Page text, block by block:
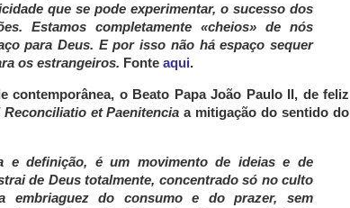
que se pode experimentar, o sucesso dos
Estamos completamente «cheios» de nós
para Deus. E por isso não há espaço sequer
os estrangeiros. Fonte aqui.
contemporânea, o Beato Papa João Paulo II, de feliz
Reconciliatio et Paenitencia a mitigação do sentido do
e definição, é um movimento de ideias e de
de Deus totalmente, concentrado só no culto
embriaguez do consumo e do prazer, sem